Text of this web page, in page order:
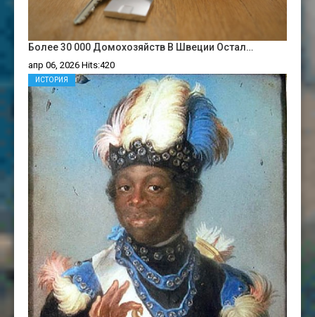
Более 30 000 Домохозяйств В Швеции Остал…
апр 06, 2026 Hits:420
ИСТОРИЯ